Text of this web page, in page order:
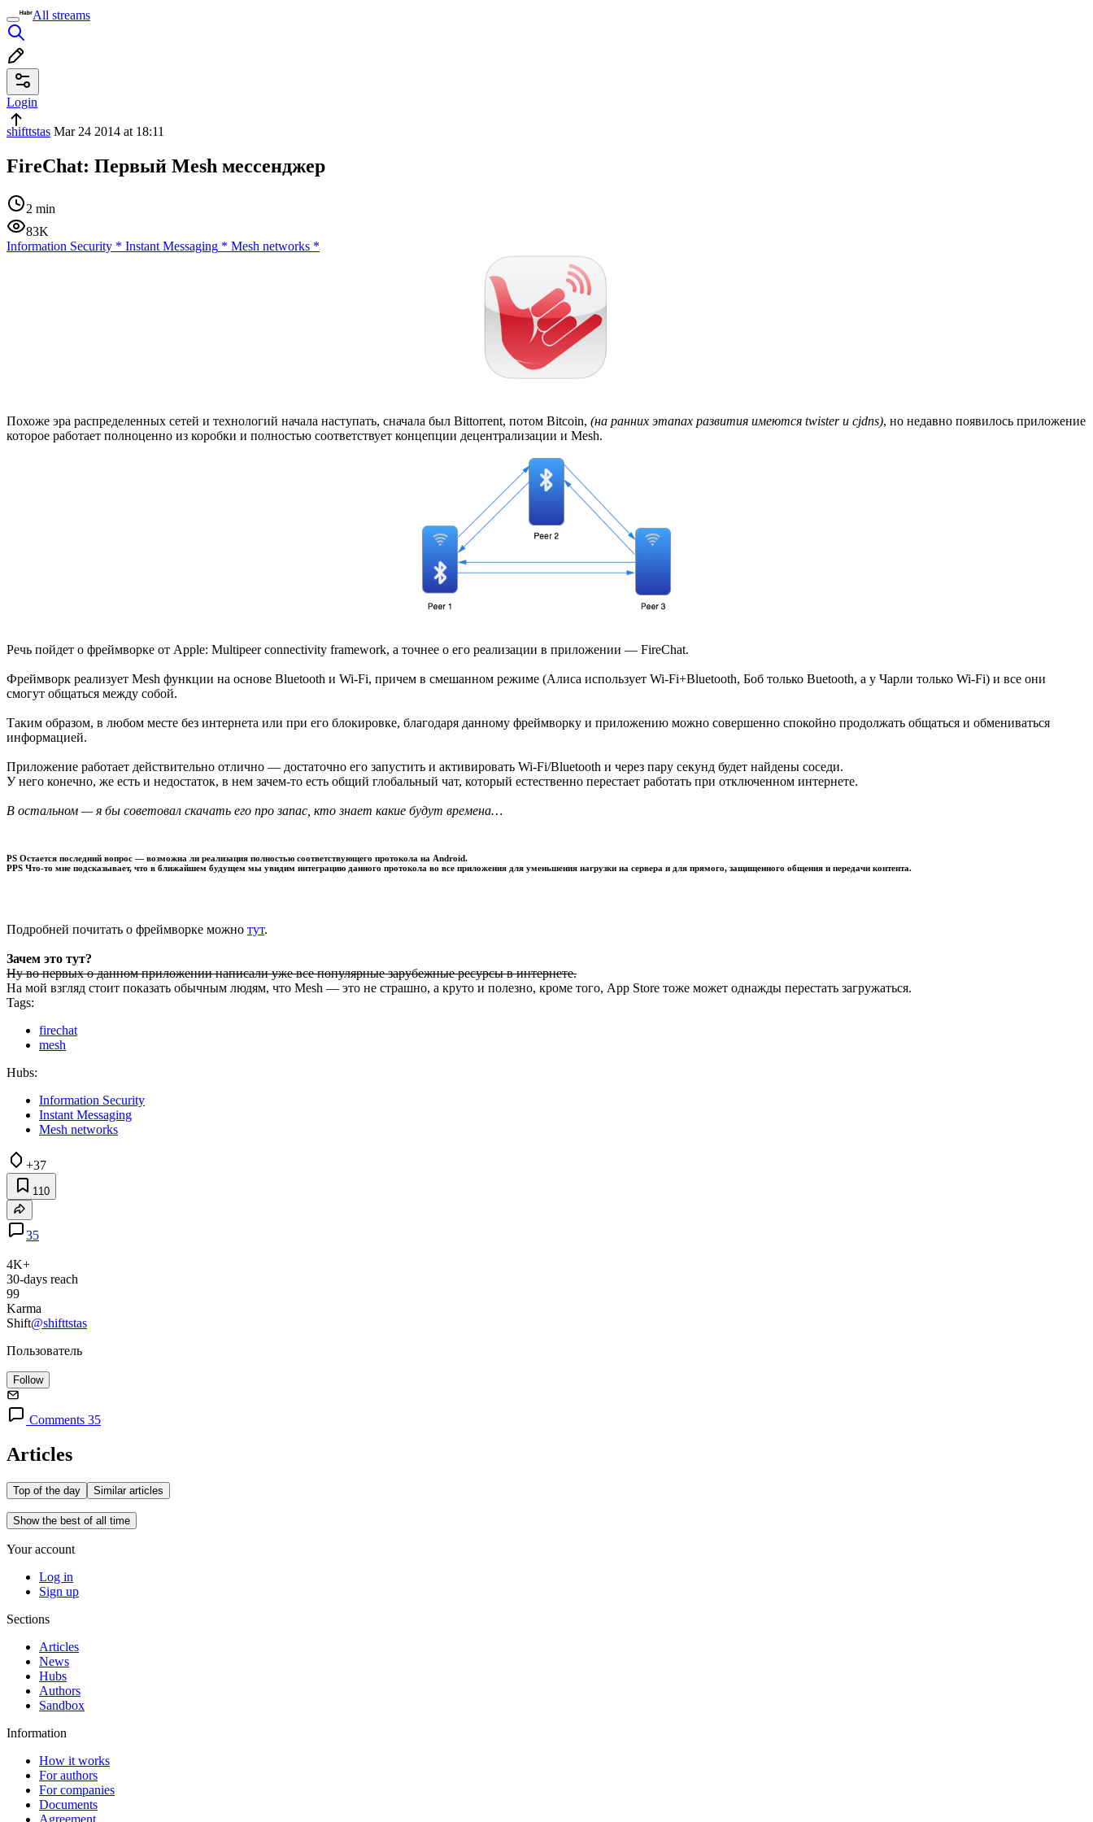
All streams
Login
shifttstas Mar 24 2014 at 18:11
FireChat: Первый Mesh мессенджер
2 min
83K
Information Security * Instant Messaging * Mesh networks *
Похоже эра распределенных сетей и технологий начала наступать, сначала был Bittorrent, потом Bitcoin, (на ранних этапах развития имеются twister и cjdns), но недавно появилось приложение
которое работает полноценно из коробки и полностью соответствует концепции децентрализации и Mesh.
Речь пойдет о фреймворке от Apple: Multipeer connectivity framework, а точнее о его реализации в приложении — FireChat.
Фреймворк реализует Mesh функции на основе Bluetooth и Wi-Fi, причем в смешанном режиме (Алиса использует Wi-Fi+Bluetooth, Боб только Buetooth, а у Чарли только Wi-Fi) и все они
смогут общаться между собой.
Таким образом, в любом месте без интернета или при его блокировке, благодаря данному фреймворку и приложению можно совершенно спокойно продолжать общаться и обмениваться
информацией.
Приложение работает действительно отлично — достаточно его запустить и активировать Wi-Fi/Bluetooth и через пару секунд будет найдены соседи.
У него конечно, же есть и недостаток, в нем зачем-то есть общий глобальный чат, который естественно перестает работать при отключенном интернете.
В остальном — я бы советовал скачать его про запас, кто знает какие будут времена…
PS Остается последний вопрос — возможна ли реализация полностью соответствующего протокола на Android.
PPS Что-то мне подсказывает, что в ближайшем будущем мы увидим интеграцию данного протокола во все приложения для уменьшения нагрузки на сервера и для прямого, защищенного общения и передачи контента.
Подробней почитать о фреймворке можно тут.
Зачем это тут?
Ну во первых о данном приложении написали уже все популярные зарубежные ресурсы в интернете.
На мой взгляд стоит показать обычным людям, что Mesh — это не страшно, а круто и полезно, кроме того, App Store тоже может однажды перестать загружаться.
Tags:
firechat
mesh
Hubs:
Information Security
Instant Messaging
Mesh networks
+37
110
35
4K+
30-days reach
99
Karma
Shift@shifttstas
Пользователь
Follow
Comments 35
Articles
Top of the day Similar articles
Show the best of all time
Your account
Log in
Sign up
Sections
Articles
News
Hubs
Authors
Sandbox
Information
How it works
For authors
For companies
Documents